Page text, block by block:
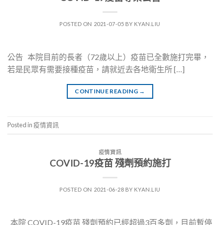
POSTED ON 2021-07-05 BY KYAN.LIU
公告 本院目前的長者（72歲以上）疫苗已全數施打完畢，
若是民眾有需要接種疫苗，請就近去各地衛生所 […]
CONTINUE READING →
Posted in疫情資訊
疫情資訊
COVID-19疫苗 殘劑預約施打
POSTED ON 2021-06-28 BY KYAN.LIU
本院 COVID-19疫苗 殘劑預約已經超過3百多劑，目前暫停